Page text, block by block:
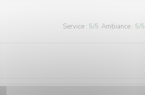
Service : 5/5 Ambiance : 5/5